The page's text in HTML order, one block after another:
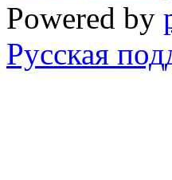
Powered by
Русская